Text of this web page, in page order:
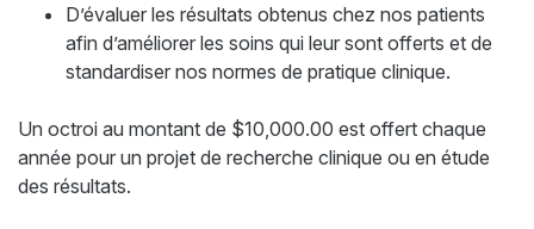
D’évaluer les résultats obtenus chez nos patients
afin d’améliorer les soins qui leur sont offerts et de
standardiser nos normes de pratique clinique.
Un octroi au montant de $10,000.00 est offert chaque
année pour un projet de recherche clinique ou en étude
des résultats.